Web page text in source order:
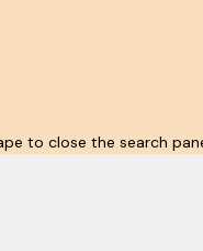
to close the search